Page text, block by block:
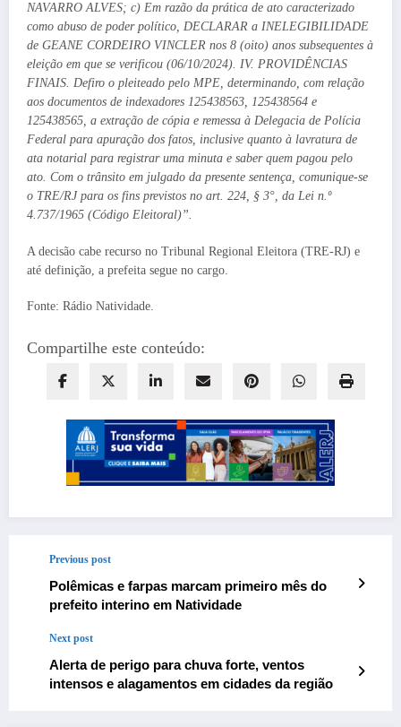
NAVARRO ALVES; c) Em razão da prática de ato caracterizado
como abuso de poder político, DECLARAR a INELEGIBILIDADE
de GEANE CORDEIRO VINCLER nos 8 (oito) anos subsequentes à
eleição em que se verificou (06/10/2024). IV. PROVIDÊNCIAS
FINAIS. Defiro o pleiteado pelo MPE, determinando, com relação
aos documentos de indexadores 125438563, 125438564 e
125438565, a extração de cópia e remessa à Delegacia de Polícia
Federal para apuração dos fatos, inclusive quanto à lavratura de
ata notarial para registrar uma minuta e saber quem pagou pelo
ato. Com o trânsito em julgado da presente sentença, comunique-se
o TRE/RJ para os fins previstos no art. 224, § 3°, da Lei n.º
4.737/1965 (Código Eleitoral)”.
A decisão cabe recurso no Tribunal Regional Eleitora (TRE-RJ) e
até definição, a prefeita segue no cargo.
Fonte: Rádio Natividade.
Compartilhe este conteúdo:
Previous post
Polêmicas e farpas marcam primeiro mês do
prefeito interino em Natividade
Next post
Alerta de perigo para chuva forte, ventos
intensos e alagamentos em cidades da região